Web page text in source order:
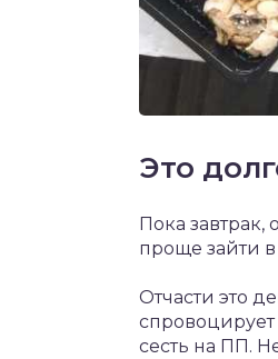
Это
Пока
проще зайти
Отчасти это
сесть на ПП.